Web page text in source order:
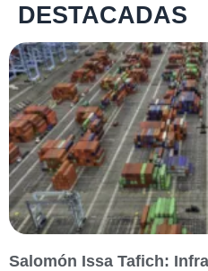
DESTACADAS
Salomón Issa Tafich: